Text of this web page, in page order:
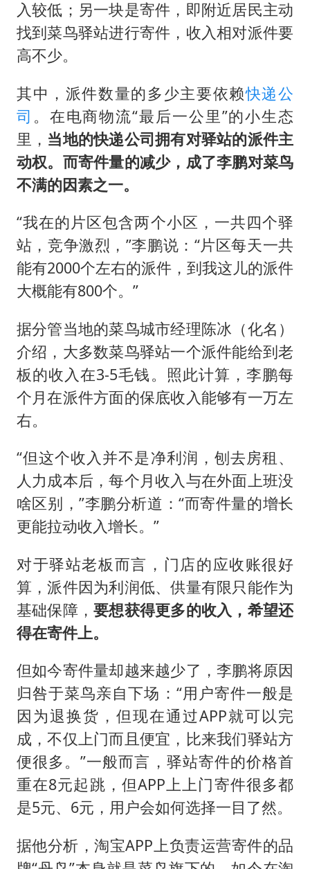
入较低；另一块是寄件，即附近居民主动
找到菜鸟驿站进行寄件，收入相对派件要
高不少。
其中，派件数量的多少主要依赖快递公
司 。在电商物流“最后一公里”的小生态
里， 当地的快递公司拥有对驿站的派件主
动权。而寄件量的减少，成了李鹏对菜鸟
不满的因素之一。
“我在的片区包含两个小区，一共四个驿
站，竞争激烈，”李鹏说：“片区每天一共
能有2000个左右的派件，到我这儿的派件
大概能有800个。”
据分管当地的菜鸟城市经理陈冰（化名）
介绍，大多数菜鸟驿站一个派件能给到老
板的收入在3-5毛钱。照此计算，李鹏每
个月在派件方面的保底收入能够有一万左
右。
“但这个收入并不是净利润，刨去房租、
人力成本后，每个月收入与在外面上班没
啥区别，”李鹏分析道：“而寄件量的增长
更能拉动收入增长。”
对于驿站老板而言，门店的应收账很好
算，派件因为利润低、供量有限只能作为
基础保障，要想获得更多的收入，希望还
得在寄件上。
但如今寄件量却越来越少了，李鹏将原因
归咎于菜鸟亲自下场：“用户寄件一般是
因为退换货，但现在通过APP就可以完
成，不仅上门而且便宜，比来我们驿站方
便很多。”一般而言，驿站寄件的价格首
重在8元起跳，但APP上上门寄件很多都
是5元、6元，用户会如何选择一目了然。
据他分析，淘宝APP上负责运营寄件的品